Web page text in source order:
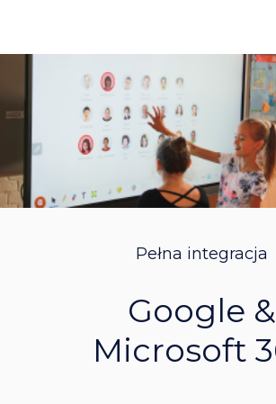
Pełna integracja
Google &
Microsoft